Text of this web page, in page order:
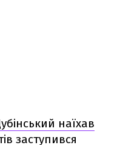
наїхав
заступився